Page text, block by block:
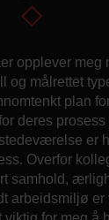
opplever meg
og målrettet
plan
deres
er
Overfor
samhold,
arbeidsmiljø er